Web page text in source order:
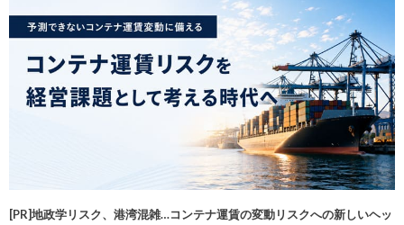
[PR]地政学リスク、港湾混雑…コンテナ運賃の変動リスクへの新しいヘッ